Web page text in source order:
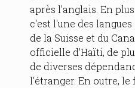
après l'anglais. En
c'est l'une des
de la Suisse et du
officielle d'Haïti, de
de diverses
l'étranger. En outre,